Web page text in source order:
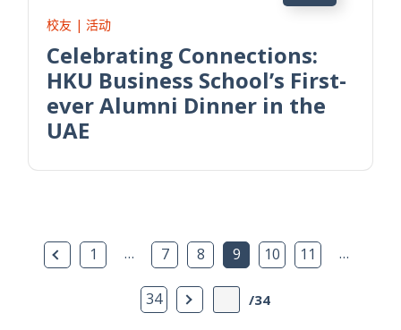
校友 | 活动
Celebrating Connections:
HKU Business School’s First-
ever Alumni Dinner in the
UAE
上一页1 … 7 8 9 10 11 …
34 下一页 /34